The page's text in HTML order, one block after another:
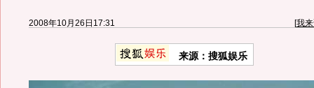
2008年10月26日17:31 [我
来源：搜狐娱乐